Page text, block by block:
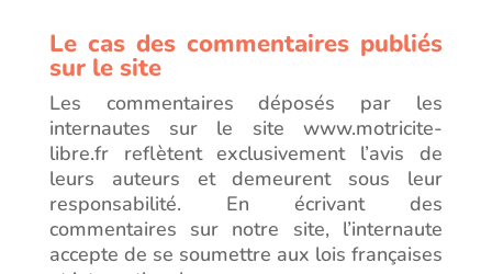
Le cas des commentaires publiés
sur le site
Les commentaires déposés par les
internautes sur le site www.motricite-
libre.fr reflètent exclusivement l’avis de
leurs auteurs et demeurent sous leur
responsabilité. En écrivant des
commentaires sur notre site, l’internaute
accepte de se soumettre aux lois françaises